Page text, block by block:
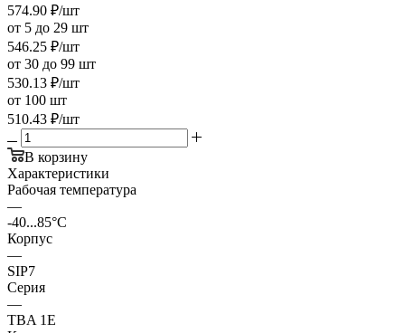
574.90 ₽/шт
от 5 до 29 шт
546.25 ₽/шт
от 30 до 99 шт
530.13 ₽/шт
от 100 шт
510.43 ₽/шт
В корзину
Характеристики
Рабочая температура
—
-40...85°C
Корпус
—
SIP7
Серия
—
TBA 1E